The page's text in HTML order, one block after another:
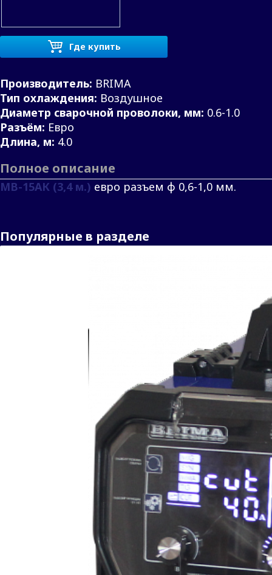
Где купить
Производитель: BRIMA
Тип охлаждения: Воздушное
Диаметр сварочной проволоки, мм: 0.6-1.0
Разъём: Евро
Длина, м: 4.0
Полное описание
МВ-15АК (3,4 м.) евро разъем ф 0,6-1,0 мм.
Популярные в разделе